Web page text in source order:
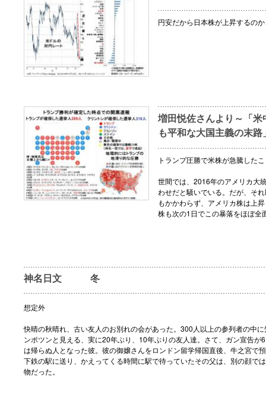
円安だから日本株が上昇するの
増田悦佐さんより～「
も平和な大国主義の末
トランプ圧勝で米株が急騰した
世間では、2016年のアメリカ大
わせだと騒いでいる。だが、そ
もかかわらず、アメリカ株は上
株も次の1日でこの暴落をほぼ全
神名日文 冬
想定外
快晴の秋晴れ、古い友人のお別れの会があった。300人以上の参列者の中
ンポツンと見える、実に20年ぶり、10年ぶりの友人達。さて、ガン宣告が
は帰らぬ人となった彼。彼の御嬢さんをロンドン留学帰国直後、牛之宮で
下鉄の駅に送り、かえってくる時間に駅で待っていたその父は、別の顔で
物だった。